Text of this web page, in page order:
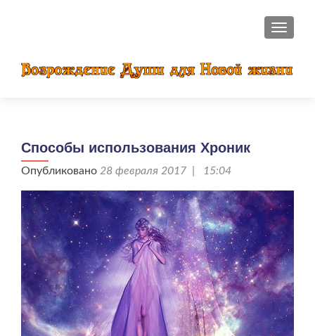
Способы использования Хроник
Опубликовано 28 февраля 2017 | 15:04